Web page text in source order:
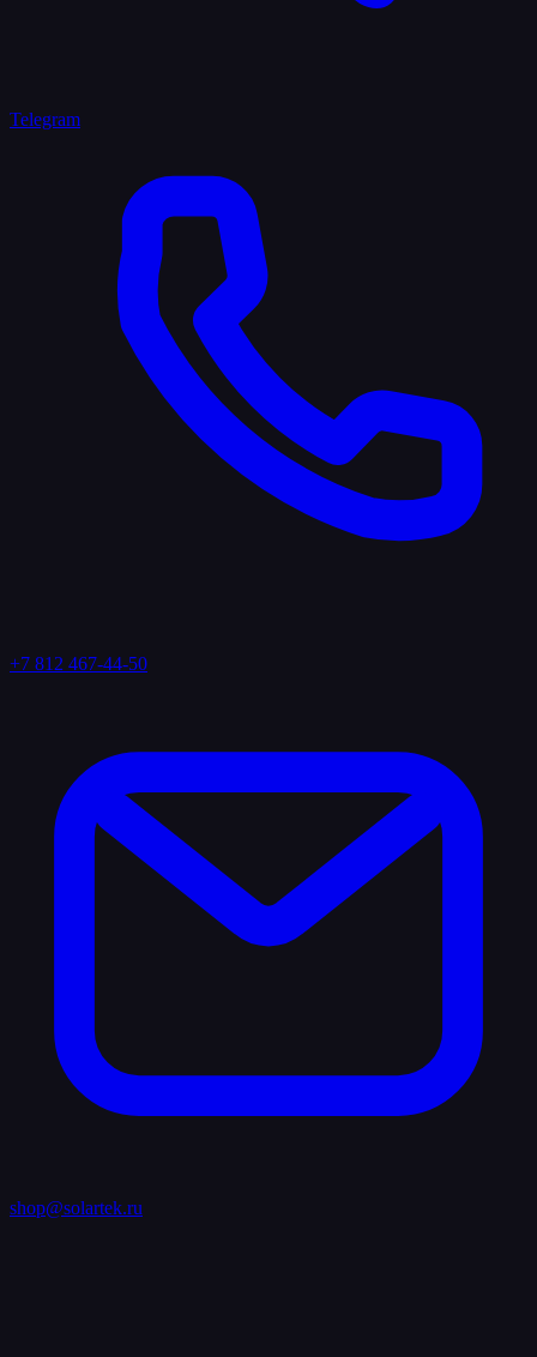
Telegram
+7 812 467-44-50
shop@solartek.ru